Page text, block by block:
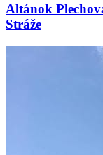
Altánok
Stráže